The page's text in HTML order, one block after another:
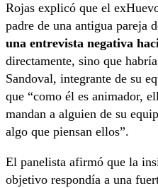
Rojas explicó que el
padre de una antigua pareja
una entrevista negativa
directamente, sino que
Sandoval, integrante de su
que “como él es animador,
mandan a alguien de su
algo que piensan ellos”.
El panelista afirmó que la
objetivo respondía a una